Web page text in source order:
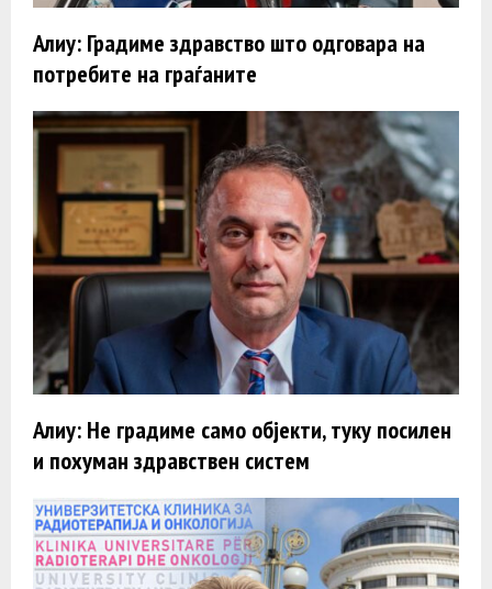
Алиу: Градиме здравство што одговара на
потребите на граѓаните
Алиу: Не градиме само објекти, туку посилен
и похуман здравствен систем